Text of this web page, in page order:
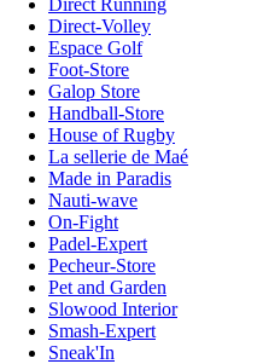
Direct-Volley
Espace Golf
Foot-Store
Galop Store
Handball-Store
House of Rugby
La sellerie de Maé
Made in Paradis
Nauti-wave
On-Fight
Padel-Expert
Pecheur-Store
Pet and Garden
Slowood Interior
Smash-Expert
Sneak'In